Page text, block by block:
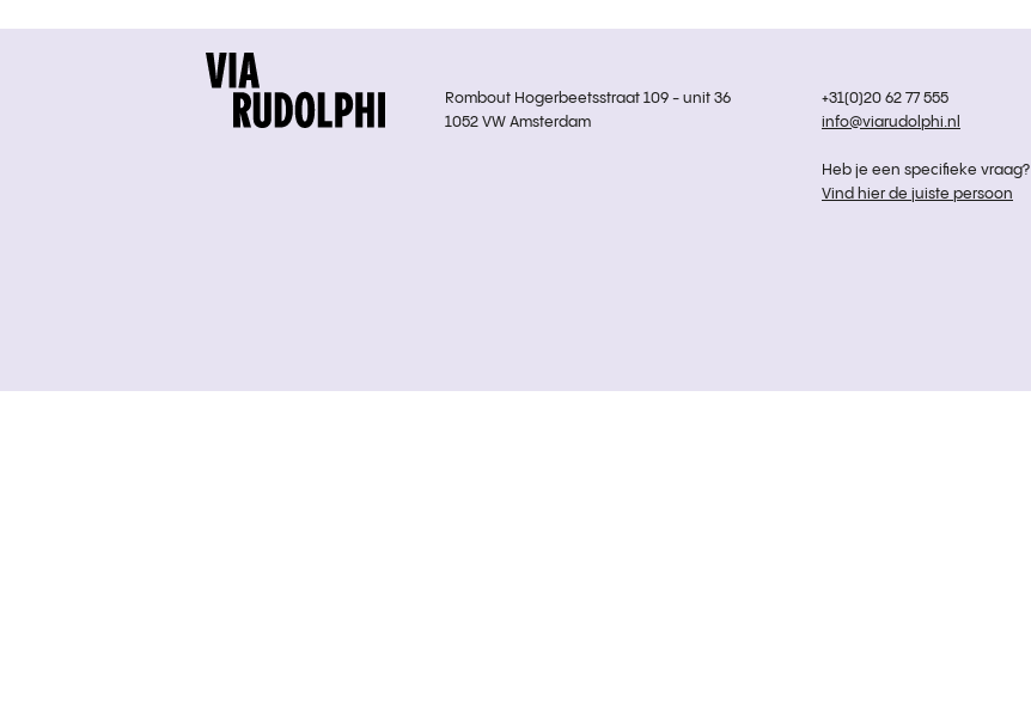
Rombout Hogerbeetsstraat 109 - unit 36
1052 VW Amsterdam
+31(0)20 62 77 555
info@viarudolphi.nl
Heb je een specifieke vraag?
Vind hier de juiste persoon